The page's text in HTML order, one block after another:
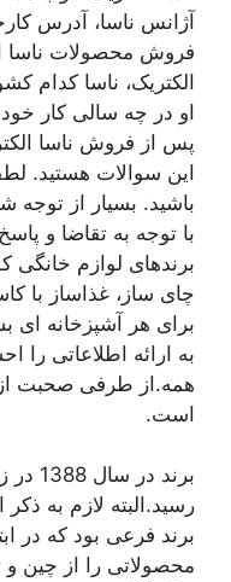
آژانس ناسا، آدرس
فروش محصولات ناسا
الکتریک، ناسا کدام
او در چه سالی کار
پس از فروش ناسا
این سوالات هستید.
باشید. بسیار از توجه
با توجه به تقاضا و
برندهای لوازم خانگی
چای ساز، غذاساز با
برای هر آشپزخانه ای
به ارائه اطلاعاتی
همه.از طرفی صحبت از
است.
برند
رسید.البته لازم به
برند فرعی بود که در
محصولاتی را از چین